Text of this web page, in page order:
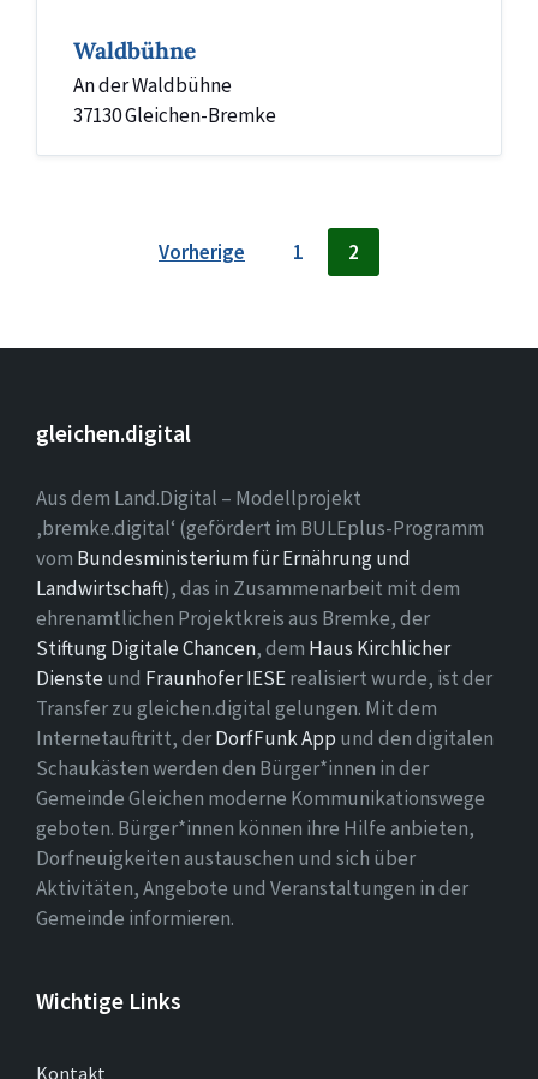
Waldbühne
An der Waldbühne
37130 Gleichen-Bremke
Seitennummerierung
Beiträge
Vorherige 1 2
gleichen.digital
Aus dem Land.Digital – Modellprojekt
‚bremke.digital‘ (gefördert im BULEplus-Programm
vom Bundesministerium für Ernährung und
Landwirtschaft), das in Zusammenarbeit mit dem
ehrenamtlichen Projektkreis aus Bremke, der
Stiftung Digitale Chancen, dem Haus Kirchlicher
Dienste und Fraunhofer IESErealisiert wurde, ist der
Transfer zu gleichen.digital gelungen. Mit dem
Internetauftritt, derDorfFunk App und den digitalen
Schaukästen werden den Bürger*innen in der
Gemeinde Gleichen moderne Kommunikationswege
geboten. Bürger*innen können ihre Hilfe anbieten,
Dorfneuigkeiten austauschen und sich über
Aktivitäten, Angebote und Veranstaltungen in der
Gemeinde informieren.
Wichtige Links
Kontakt